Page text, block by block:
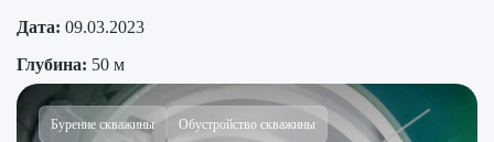
Дата: 09.03.2023
Глубина: 50 м
Бурение скважины Обустройство скважины